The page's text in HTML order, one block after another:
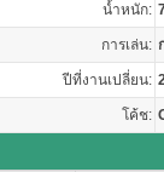
น้ำหนัก:
การเล่น:
ปีที่งานเปลี่ยน:
โค้ช: